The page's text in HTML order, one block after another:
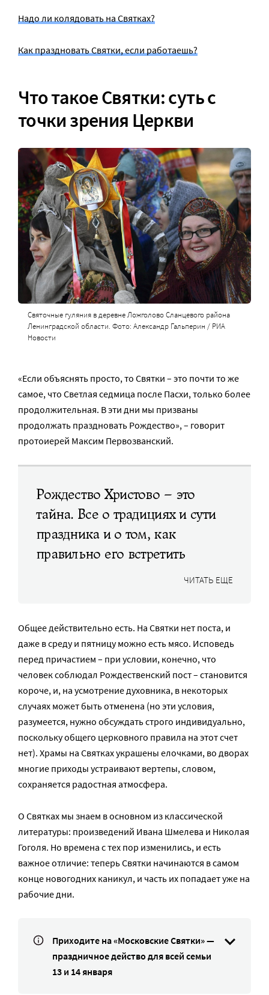
Надо ли колядовать на Святках?
Как праздновать Святки, если работаешь?
Что такое Святки: суть с
точки зрения Церкви
Святочные гуляния в деревне Ложголово Сланцевого района
Ленинградской области. Фото: Александр Гальперин / РИА
Новости
«Если объяснять просто, то Святки – это почти то же
самое, что Светлая седмица после Пасхи, только более
продолжительная. В эти дни мы призваны
продолжать праздновать Рождество», – говорит
протоиерей Максим Первозванский.
Рождество Христово – это
тайна. Все о традициях и сути
праздника и о том, как
правильно его встретить
ЧИТАТЬ ЕЩЕ
Общее действительно есть. На Святки нет поста, и
даже в среду и пятницу можно есть мясо. Исповедь
перед причастием – при условии, конечно, что
человек соблюдал Рождественский пост – становится
короче, и, на усмотрение духовника, в некоторых
случаях может быть отменена (но эти условия,
разумеется, нужно обсуждать строго индивидуально,
поскольку общего церковного правила на этот счет
нет). Храмы на Святках украшены елочками, во дворах
многие приходы устраивают вертепы, словом,
сохраняется радостная атмосфера.
О Святках мы знаем в основном из классической
литературы: произведений Ивана Шмелева и Николая
Гоголя. Но времена с тех пор изменились, и есть
важное отличие: теперь Святки начинаются в самом
конце новогодних каникул, и часть их попадает уже на
рабочие дни.
Приходите на «Московские Святки» —
праздничное действо для всей семьи
13 и 14 января